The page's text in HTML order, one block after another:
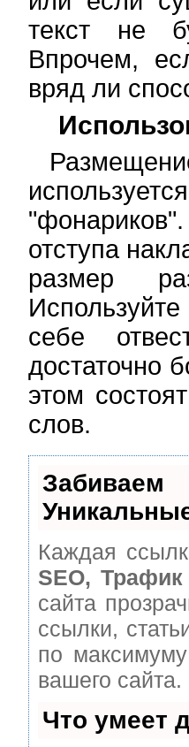
текст не
Впрочем,
вряд ли
отступа
размер
себе
достаточно
этом
слов.
Каждая
SEO,
сайта
ссылки,
по
вашего сайта.
Что умеет